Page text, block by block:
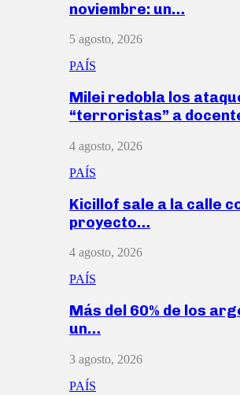
noviembre: un…
5 agosto, 2026
PAÍS
Milei redobla los
“terroristas” a
4 agosto, 2026
PAÍS
Kicillof sale a la calle
proyecto…
4 agosto, 2026
PAÍS
Más del 60% de los
un…
3 agosto, 2026
PAÍS